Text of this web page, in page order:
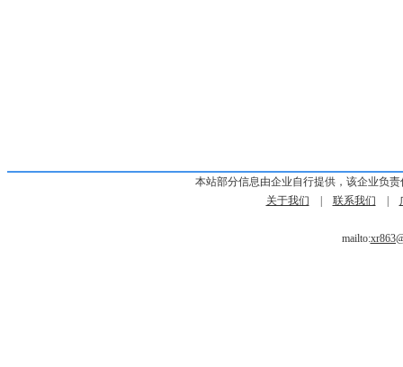
本站部分信息由企业自行提供，该企业负
关于我们
联系我们
mailto: